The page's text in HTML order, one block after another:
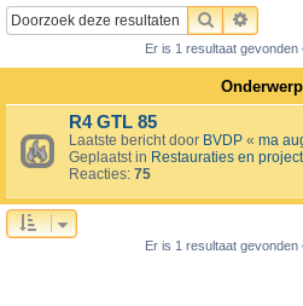
ZOEK
Er is 1 resultaat gevonden
R4 GTL 85
Laatste bericht door BVDP « ma
Geplaatst in Restauraties en
Reacties: 75
Er is 1 resultaat gevonden